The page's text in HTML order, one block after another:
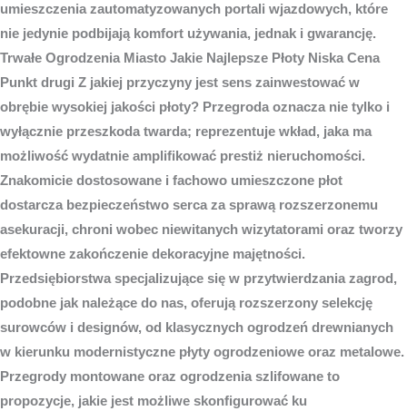
umieszczenia zautomatyzowanych portali wjazdowych, które
nie jedynie podbijają komfort używania, jednak i gwarancję.
Trwałe Ogrodzenia Miasto Jakie Najlepsze Płoty Niska Cena
Punkt drugi Z jakiej przyczyny jest sens zainwestować w
obrębie wysokiej jakości płoty? Przegroda oznacza nie tylko i
wyłącznie przeszkoda twarda; reprezentuje wkład, jaka ma
możliwość wydatnie amplifikować prestiż nieruchomości.
Znakomicie dostosowane i fachowo umieszczone płot
dostarcza bezpieczeństwo serca za sprawą rozszerzonemu
asekuracji, chroni wobec niewitanych wizytatorami oraz tworzy
efektowne zakończenie dekoracyjne majętności.
Przedsiębiorstwa specjalizujące się w przytwierdzania zagrod,
podobne jak należące do nas, oferują rozszerzony selekcję
surowców i designów, od klasycznych ogrodzeń drewnianych
w kierunku modernistyczne płyty ogrodzeniowe oraz metalowe.
Przegrody montowane oraz ogrodzenia szlifowane to
propozycje, jakie jest możliwe skonfigurować ku